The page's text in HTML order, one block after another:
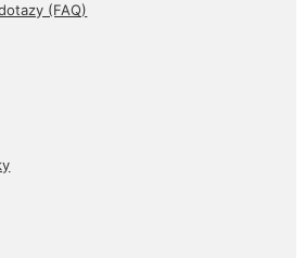
(FAQ)